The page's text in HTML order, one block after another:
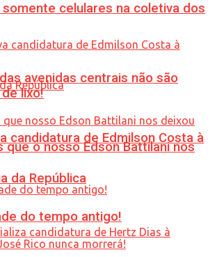
candidatura de Edmilson Costa à
da República
celulares na coletiva dos
avenidas centrais não são
lixo!
que o nosso Edson Battilani nos
do tempo antigo!